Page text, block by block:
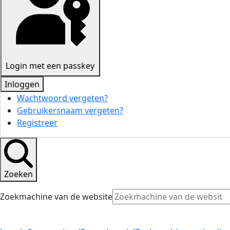
Login met een passkey
Inloggen
Wachtwoord vergeten?
Gebruikersnaam vergeten?
Registreer
Zoeken
Zoekmachine van de website